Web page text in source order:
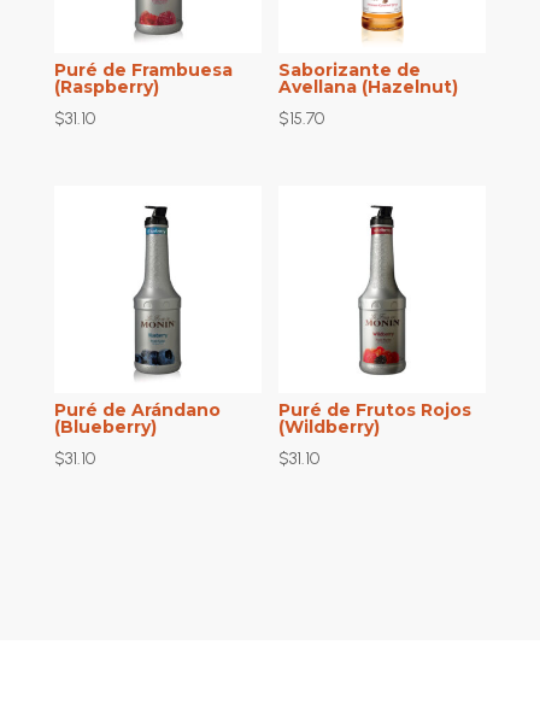
Puré de Frambuesa
(Raspberry)
$31.10
Saborizante de
Avellana (Hazelnut)
$15.70
Puré de Arándano
(Blueberry)
$31.10
Puré de Frutos Rojos
(Wildberry)
$31.10